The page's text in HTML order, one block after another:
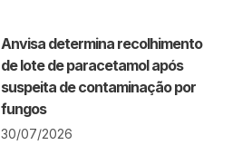
Anvisa determina recolhimento
de lote de paracetamol após
suspeita de contaminação por
fungos
30/07/2026